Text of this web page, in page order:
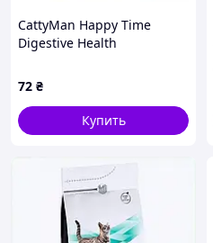
CattyMan Happy Time
Digestive Health
корм с тунцом и
креветками для котов 70 г
72 ₴
Купить